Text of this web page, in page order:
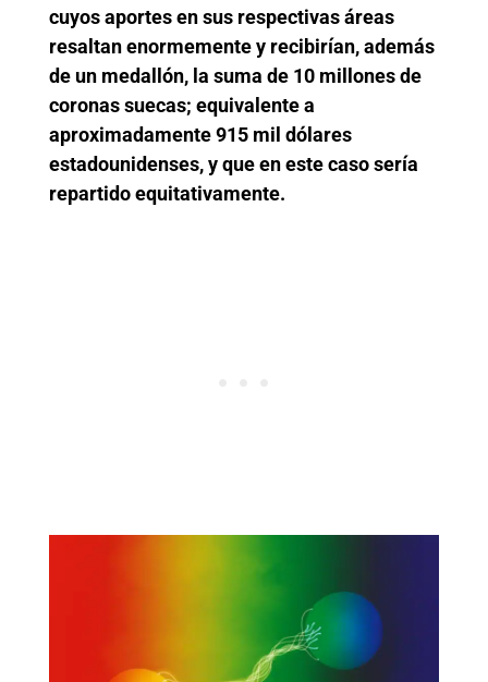
cuyos aportes en sus respectivas áreas
resaltan enormemente y recibirían, además
de un medallón, la suma de 10 millones de
coronas suecas; equivalente a
aproximadamente 915 mil dólares
estadounidenses, y que en este caso sería
repartido equitativamente.